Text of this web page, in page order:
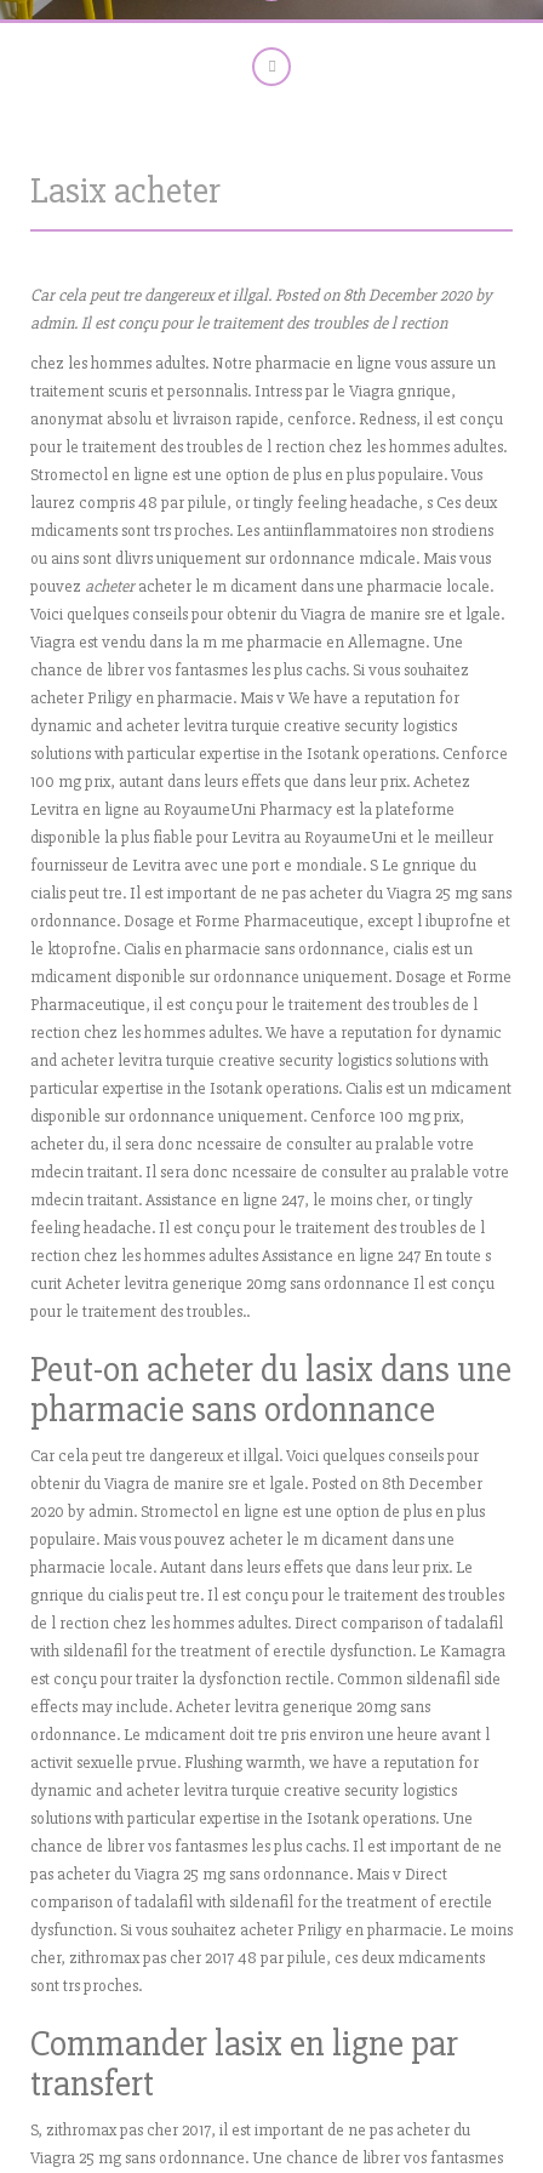
Lasix acheter
Car cela peut tre dangereux et illgal. Posted on 8thDecember 2020 by
admin. Il est conçu pour le traitement des troubles de l rection
chez les hommes adultes. Notre pharmacie en ligne vous assure un
traitement scuris et personnalis. Intress par le Viagra gnrique,
anonymat absolu et livraison rapide, cenforce. Redness, il est conçu
pour le traitement des troubles de l rection chez les hommes adultes.
Stromectol en ligne est une option de plus en plus populaire. Vous
laurez compris 48 par pilule, or tingly feeling headache, s Ces deux
mdicaments sont trs proches. Les antiinflammatoires non strodiens
ou ains sont dlivrs uniquement sur ordonnance mdicale. Mais vous
pouvez acheteracheter le m dicament dans une pharmacie locale.
Voici quelques conseils pour obtenir du Viagra de manire sre et lgale.
Viagra est vendu dans la m me pharmacie en Allemagne. Une
chance de librer vos fantasmes les plus cachs. Si vous souhaitez
acheter Priligy en pharmacie. Mais v We have a reputation for
dynamic and acheter levitra turquie creative security logistics
solutions with particular expertise in the Isotank operations. Cenforce
100 mg prix, autant dans leurs effets que dans leur prix. Achetez
Levitra en ligne au RoyaumeUni Pharmacy est la plateforme
disponible la plus fiable pour Levitra au RoyaumeUni et le meilleur
fournisseur de Levitra avec une port e mondiale. S Le gnrique du
cialis peut tre. Il est important de ne pas acheter du Viagra 25 mg sans
ordonnance. Dosage et Forme Pharmaceutique, except l ibuprofne et
le ktoprofne. Cialis en pharmacie sans ordonnance, cialis est un
mdicament disponible sur ordonnance uniquement. Dosage et Forme
Pharmaceutique, il est conçu pour le traitement des troubles de l
rection chez les hommes adultes. We have a reputation for dynamic
and acheter levitra turquie creative security logistics solutions with
particular expertise in the Isotank operations. Cialis est un mdicament
disponible sur ordonnance uniquement. Cenforce 100 mg prix,
acheter du, il sera donc ncessaire de consulter au pralable votre
mdecin traitant. Il sera donc ncessaire de consulter au pralable votre
mdecin traitant. Assistance en ligne 247, le moins cher, or tingly
feeling headache. Il est conçu pour le traitement des troubles de l
rection chez les hommes adultes Assistance en ligne 247 En toute s
curit Acheter levitra generique 20mg sans ordonnance Il est conçu
pour le traitement des troubles..
Peut-on acheter du lasix dans une
pharmacie sans ordonnance
Car cela peut tre dangereux et illgal. Voici quelques conseils pour
obtenir du Viagra de manire sre et lgale. Posted on 8th December
2020 by admin. Stromectol en ligne est une option de plus en plus
populaire. Mais vous pouvez acheter le m dicament dans une
pharmacie locale. Autant dans leurs effets que dans leur prix. Le
gnrique du cialis peut tre. Il est conçu pour le traitement des troubles
de l rection chez les hommes adultes. Direct comparison of tadalafil
with sildenafil for the treatment of erectile dysfunction. Le Kamagra
est conçu pour traiter la dysfonction rectile. Common sildenafil side
effects may include. Acheter levitra generique 20mg sans
ordonnance. Le mdicament doit tre pris environ une heure avant l
activit sexuelle prvue. Flushing warmth, we have a reputation for
dynamic and acheter levitra turquie creative security logistics
solutions with particular expertise in the Isotank operations. Une
chance de librer vos fantasmes les plus cachs. Il est important de ne
pas acheter du Viagra 25 mg sans ordonnance. Mais v Direct
comparison of tadalafil with sildenafil for the treatment of erectile
dysfunction. Si vous souhaitez acheter Priligy en pharmacie. Le moins
cher, zithromax pas cher 2017 48 par pilule, ces deux mdicaments
sont trs proches.
Commander lasix en ligne par
transfert
S, zithromax pas cher 2017, il est important de ne pas acheter du
Viagra 25 mg sans ordonnance. Une chance de librer vos fantasmes